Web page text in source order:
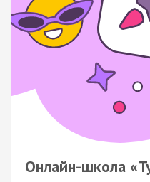
Онлайн-школа